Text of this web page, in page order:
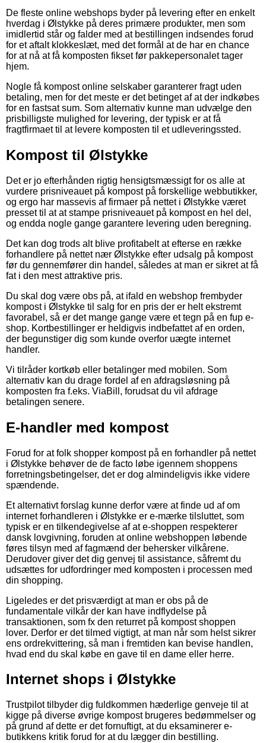
De fleste online webshops byder på levering efter en enkelt
hverdag i Ølstykke på deres primære produkter, men som
imidlertid står og falder med at bestillingen indsendes forud
for et aftalt klokkeslæt, med det formål at de har en chance
for at nå at få komposten fikset før pakkepersonalet tager
hjem.
Nogle få kompost online selskaber garanterer fragt uden
betaling, men for det meste er det betinget af at der indkøbes
for en fastsat sum. Som alternativ kunne man udvælge den
prisbilligste mulighed for levering, der typisk er at få
fragtfirmaet til at levere komposten til et udleveringssted.
Kompost til Ølstykke
Det er jo efterhånden rigtig hensigtsmæssigt for os alle at
vurdere prisniveauet på kompost på forskellige webbutikker,
og ergo har massevis af firmaer på nettet i Ølstykke været
presset til at at stampe prisniveauet på kompost en hel del,
og endda nogle gange garantere levering uden beregning.
Det kan dog trods alt blive profitabelt at efterse en række
forhandlere på nettet nær Ølstykke efter udsalg på kompost
før du gennemfører din handel, således at man er sikret at få
fat i den mest attraktive pris.
Du skal dog være obs på, at ifald en webshop frembyder
kompost i Ølstykke til salg for en pris der er helt ekstremt
favorabel, så er det mange gange være et tegn på en fup e-
shop. Kortbestillinger er heldigvis indbefattet af en orden,
der begunstiger dig som kunde overfor uægte internet
handler.
Vi tilråder kortkøb eller betalinger med mobilen. Som
alternativ kan du drage fordel af en afdragsløsning på
komposten fra f.eks. ViaBill, forudsat du vil afdrage
betalingen senere.
E-handler med kompost
Forud for at folk shopper kompost på en forhandler på nettet
i Ølstykke behøver de de facto løbe igennem shoppens
forretningsbetingelser, det er dog almindeligvis ikke videre
spændende.
Et alternativt forslag kunne derfor være at finde ud af om
internet forhandleren i Ølstykke er e-mærke tilsluttet, som
typisk er en tilkendegivelse af at e-shoppen respekterer
dansk lovgivning, foruden at online webshoppen løbende
føres tilsyn med af fagmænd der behersker vilkårene.
Derudover giver det dig genvej til assistance, såfremt du
udsættes for udfordringer med komposten i processen med
din shopping.
Ligeledes er det prisværdigt at man er obs på de
fundamentale vilkår der kan have indflydelse på
transaktionen, som fx den returret på kompost shoppen
lover. Derfor er det tilmed vigtigt, at man når som helst sikrer
ens ordrekvittering, så man i fremtiden kan bevise handlen,
hvad end du skal købe en gave til en dame eller herre.
Internet shops i Ølstykke
Trustpilot tilbyder dig fuldkommen hæderlige genveje til at
kigge på diverse øvrige kompost brugeres bedømmelser og
på grund af dette er det fornuftigt, at du eksaminerer e-
butikkens kritik forud for at du lægger din bestilling.